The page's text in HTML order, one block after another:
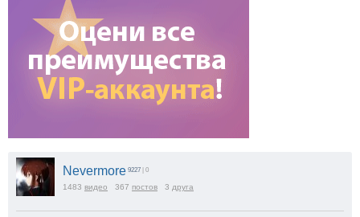
Nevermore 9227 | 0
1483 видео 367 постов 3 друга